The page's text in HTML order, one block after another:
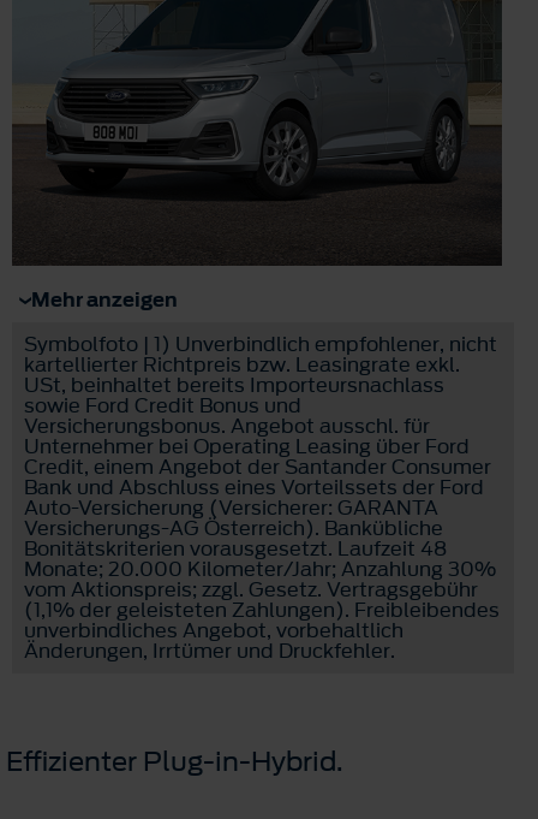
Mehr anzeigen
Symbolfoto | 1) Unverbindlich empfohlener, nicht
kartellierter Richtpreis bzw. Leasingrate exkl.
USt, beinhaltet bereits Importeursnachlass
sowie Ford Credit Bonus und
Versicherungsbonus. Angebot ausschl. für
Unternehmer bei Operating Leasing über Ford
Credit, einem Angebot der Santander Consumer
Bank und Abschluss eines Vorteilssets der Ford
Auto-Versicherung (Versicherer: GARANTA
Versicherungs-AG Österreich). Bankübliche
Bonitätskriterien vorausgesetzt. Laufzeit 48
Monate; 20.000 Kilometer/Jahr; Anzahlung 30%
vom Aktionspreis; zzgl. Gesetz. Vertragsgebühr
(1,1% der geleisteten Zahlungen). Freibleibendes
unverbindliches Angebot, vorbehaltlich
Änderungen, Irrtümer und Druckfehler.
Effizienter Plug-in-Hybrid.